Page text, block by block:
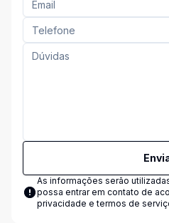
As informações serão
possa entrar em contato de
privacidade e termos de